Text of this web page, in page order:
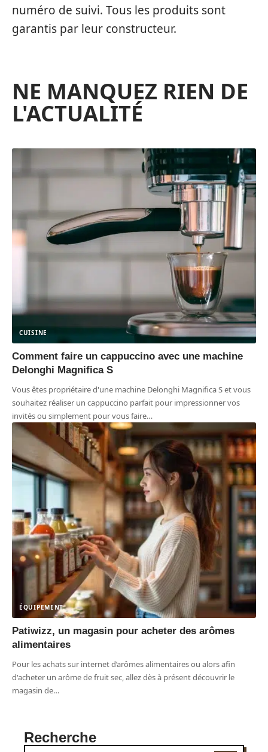
numéro de suivi. Tous les produits sont
garantis par leur constructeur.
NE MANQUEZ RIEN DE
L'ACTUALITÉ
CUISINE
Comment faire un cappuccino avec une machine
Delonghi Magnifica S
Vous êtes propriétaire d'une machine Delonghi Magnifica S et vous
souhaitez réaliser un cappuccino parfait pour impressionner vos
invités ou simplement pour vous faire…
ÉQUIPEMENT
Patiwizz, un magasin pour acheter des arômes
alimentaires
Pour les achats sur internet d’arômes alimentaires ou alors afin
d'acheter un arôme de fruit sec, allez dès à présent découvrir le
magasin de…
Recherche